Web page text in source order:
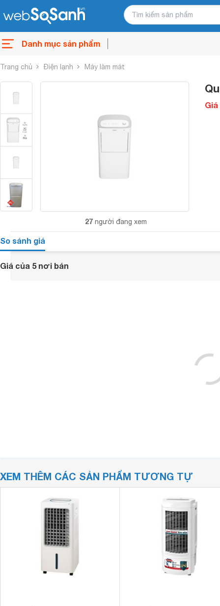
Danh mục sản phẩm
Trang chủ Điện lạnh Máy làm mát
27 người đang xem
Giá
So sánh giá
Giá của 5 nơi bán
XEM THÊM CÁC SẢN PHẨM TƯƠNG TỰ